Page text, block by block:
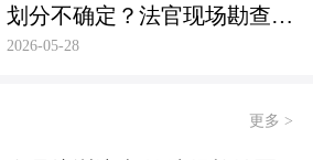
划分不确定？法官现场勘查定
争纷
2026-05-28
更多 >